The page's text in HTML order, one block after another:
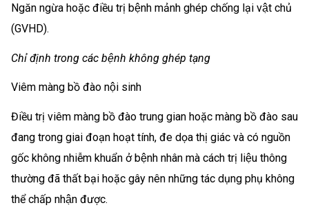
Ngăn ngừa hoặc điều trị bệnh mảnh ghép chống lại vật chủ
(GVHD).
Chỉ định trong các bệnh không ghép tạng
Viêm màng bồ đào nội sinh
Điều trị viêm màng bồ đào trung gian hoặc màng bồ đào sau
đang trong giai đoạn hoạt tính, đe dọa thị giác và có nguồn
gốc không nhiễm khuẩn ở bệnh nhân mà cách trị liệu thông
thường đã thất bại hoặc gây nên những tác dụng phụ không
thể chấp nhận được.